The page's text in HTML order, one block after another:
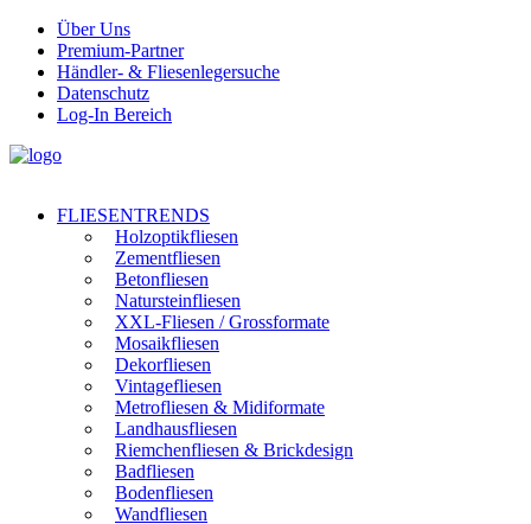
Über Uns
Premium-Partner
Händler- & Fliesenlegersuche
Datenschutz
Log-In Bereich
FLIESENTRENDS
Holzoptikfliesen
Zementfliesen
Betonfliesen
Natursteinfliesen
XXL-Fliesen / Grossformate
Mosaikfliesen
Dekorfliesen
Vintagefliesen
Metrofliesen & Midiformate
Landhausfliesen
Riemchenfliesen & Brickdesign
Badfliesen
Bodenfliesen
Wandfliesen